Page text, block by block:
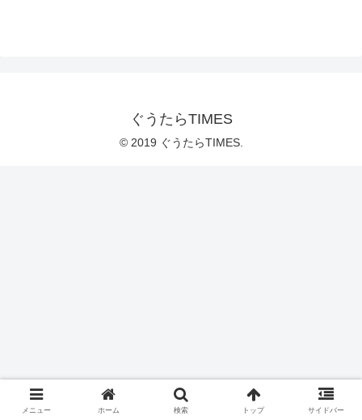
ぐうたらTIMES
© 2019 ぐうたらTIMES.
メニュー ホーム 検索 トップ サイドバー